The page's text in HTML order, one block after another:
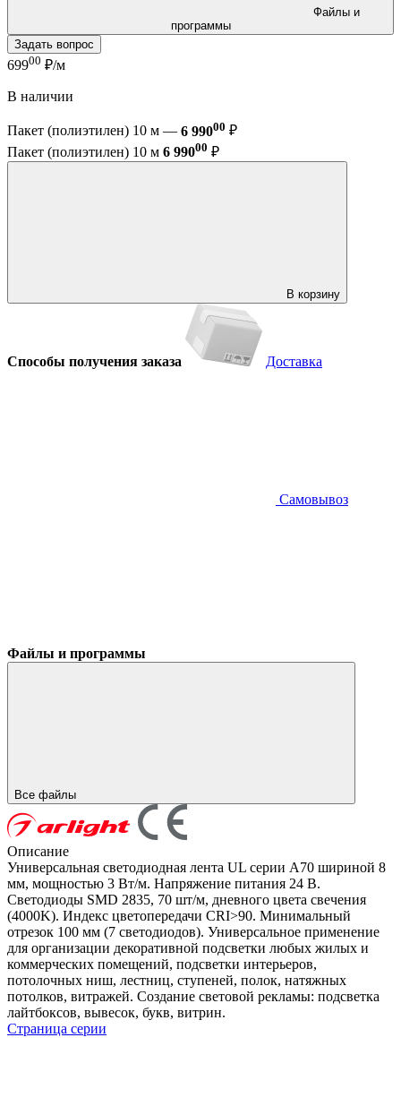
программы
Задать вопрос
69900 ₽/м
В наличии
Пакет (полиэтилен) 10 м — 6 99000 ₽
Пакет (полиэтилен) 10 м 6 99000 ₽
В корзину
Способы получения заказа Доставка
Самовывоз
Файлы и программы
Все файлы
Описание
Универсальная светодиодная лента UL серии A70 шириной 8
мм, мощностью 3 Вт/м. Напряжение питания 24 В.
Светодиоды SMD 2835, 70 шт/м, дневного цвета свечения
(4000K). Индекс цветопередачи CRI>90. Минимальный
отрезок 100 мм (7 светодиодов). Универсальное применение
для организации декоративной подсветки любых жилых и
коммерческих помещений, подсветки интерьеров,
потолочных ниш, лестниц, ступеней, полок, натяжных
потолков, витражей. Создание световой рекламы: подсветка
лайтбоксов, вывесок, букв, витрин.
Страница серии